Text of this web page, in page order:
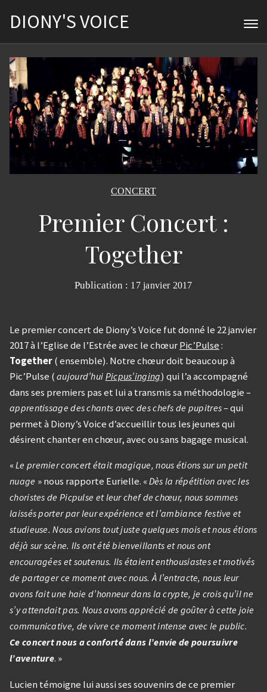
DIONY'S VOICE
CONCERT
Premier Concert :
Together
Publication : 17 janvier 2017
Le premier concert de Diony’s Voice fut donné le 22 janvier
2017 à l’Eglise de l’Estrée avec le chœurPic’Pulse:
Together( ensemble). Notre chœur doit beaucoup à
Pic’Pulse ( aujourd’hui Picpus’inging) qui l’a accompagné
dans ses premiers pas et lui a transmis sa méthodologie –
apprentissage des chants avec des chefs de pupitres– qui
permet à Diony’s Voice d’accueillir tous les jeunes qui
désirent chanter en chœur, avec ou sans bagage musical.
«Le premier concert était magique, nous étions sur un petit
nuage » nous rapporte Eurielle. «Dès la répétition avec les
choristes de Picpulse et leur chef de chœur, nous sommes
laissés porter par leur expérience et l’ambiance festive et
studieuse. Nous avions tout juste quelques mois et nous étions
déjà sur scène. Ils ont été bienveillants et nous ont
encouragées et soutenus. Ils étaient enthousiastes et motivés
de partager ce moment avec nous. À l’entracte, nous leur
avons fait une haie d’honneur dans la crypte, je crois qu’il ne
s’y attendait pas. Nous avons apprécié de goûter à cette joie
communicative, de vivre ce moment intense avec le public.
Ce concert nous a conforté dans l’envie de poursuivre
l’aventure. »
Lucien témoigne lui aussi ses souvenirs de ce premier